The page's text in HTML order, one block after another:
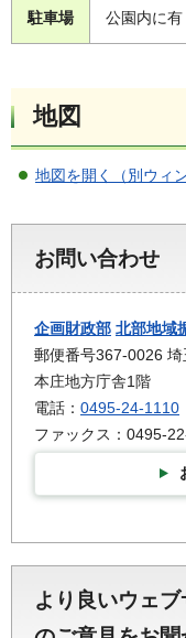
駐車場 公園内に有
地図
地図を開く（別ウィ
お問い合わせ
企画財政部 北部地域
郵便番号367-0026
本庄地方庁舎1階
電話： 0495-24-1110
ファックス：0495-
より良いウェ